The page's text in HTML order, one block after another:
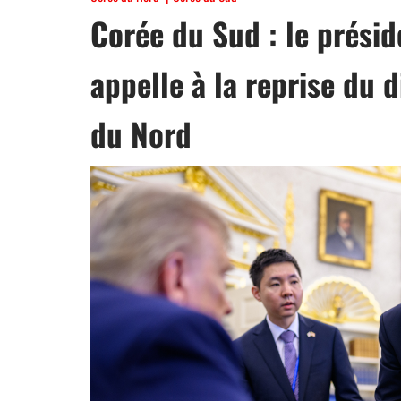
Corée du Sud : le
appelle à la reprise du
du Nord